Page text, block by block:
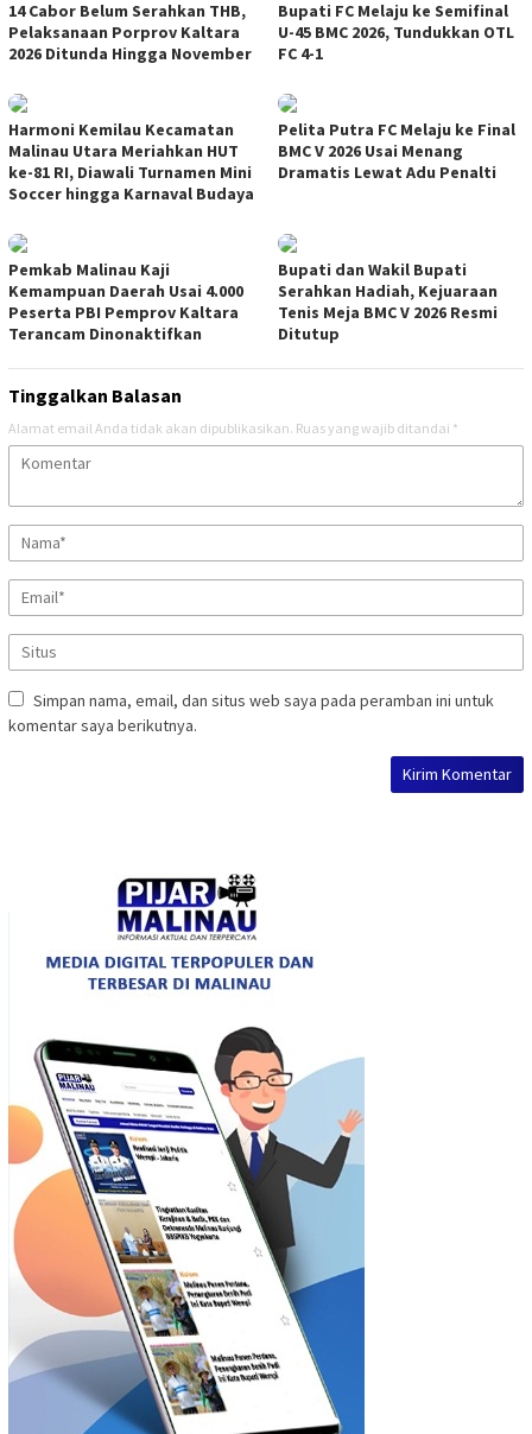
14 Cabor Belum Serahkan THB,
Pelaksanaan Porprov Kaltara
2026 Ditunda Hingga November
Bupati FC Melaju ke Semifinal
U-45 BMC 2026, Tundukkan OTL
FC 4-1
Harmoni Kemilau Kecamatan
Malinau Utara Meriahkan HUT
ke-81 RI, Diawali Turnamen Mini
Soccer hingga Karnaval Budaya
Pelita Putra FC Melaju ke Final
BMC V 2026 Usai Menang
Dramatis Lewat Adu Penalti
Pemkab Malinau Kaji
Kemampuan Daerah Usai 4.000
Peserta PBI Pemprov Kaltara
Terancam Dinonaktifkan
Bupati dan Wakil Bupati
Serahkan Hadiah, Kejuaraan
Tenis Meja BMC V 2026 Resmi
Ditutup
Tinggalkan Balasan
Alamat email Anda tidak akan dipublikasikan. Ruas yang wajib ditandai *
Simpan nama, email, dan situs web saya pada peramban ini untuk
komentar saya berikutnya.